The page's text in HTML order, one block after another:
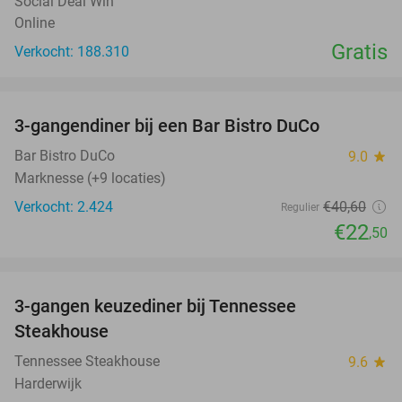
Online
Verkocht: 188.310
Gratis
3-gangendiner bij een Bar Bistro DuCo
Bar Bistro DuCo 9.0 star
Marknesse (+9 locaties)
Verkocht: 2.424
Regulier €40,60
€22,50
3-gangen keuzediner bij Tennessee
Steakhouse
Tennessee Steakhouse 9.6 star
Harderwijk